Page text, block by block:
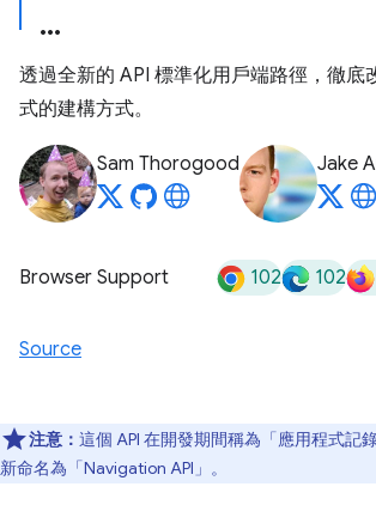
透過全新的 API 標準化用戶端路徑，徹底
式的建構方式。
Sam Thorogood Jake
Browser Support 102 102
Source
注意： 這個 API 在開發期間稱為「應用程式記
新命名為「Navigation API」。